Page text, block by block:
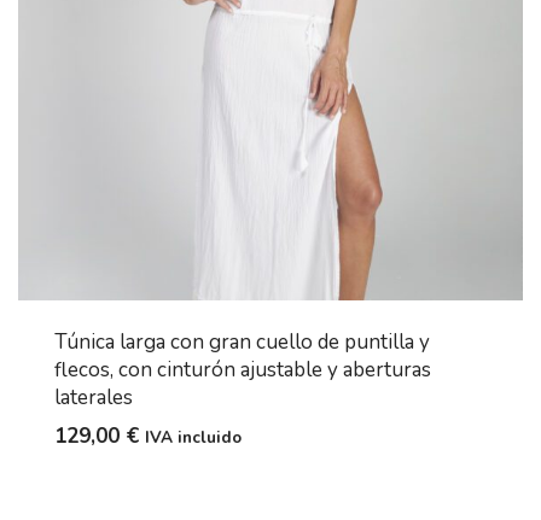
Túnica larga con gran cuello de puntilla y
flecos, con cinturón ajustable y aberturas
laterales
129,00 € IVA incluido